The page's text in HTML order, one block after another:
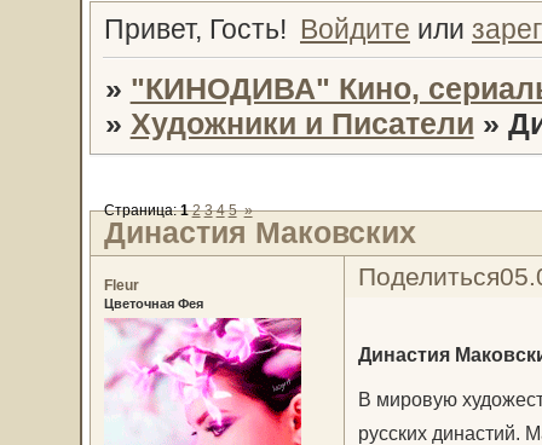
Привет, Гость! Войдите или
» "КИНОДИВА" Кино,
» Художники и Писатели »
Династия Маковских
Страница:1 2 3 4 5 »
Поделиться
Fleur
Цветочная Фея
Династия
В мировую
русских династий.